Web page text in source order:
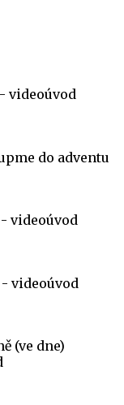
videoúvod
do adventu
videoúvod
videoúvod
(ve dne)